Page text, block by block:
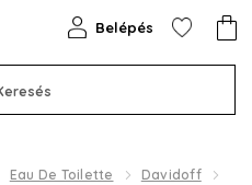
Belépés
Eau De Toilette
Davidoff